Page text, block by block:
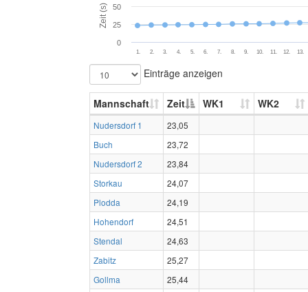
Zeit (s)
1. 2. 3. 4. 5. 6. 7. 8. 9. 10. 11. 12. 13.
0
25
50
Einträge anzeigen
Mannschaft Zeit WK1 WK2
Nudersdorf 1
23,05
Buch
23,72
Nudersdorf 2
23,84
Storkau
24,07
Plodda
24,19
Hohendorf
24,51
Stendal
24,63
Zabitz
25,27
Gollma
25,44